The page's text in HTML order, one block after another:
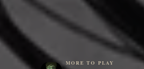
MORE TO PLAY